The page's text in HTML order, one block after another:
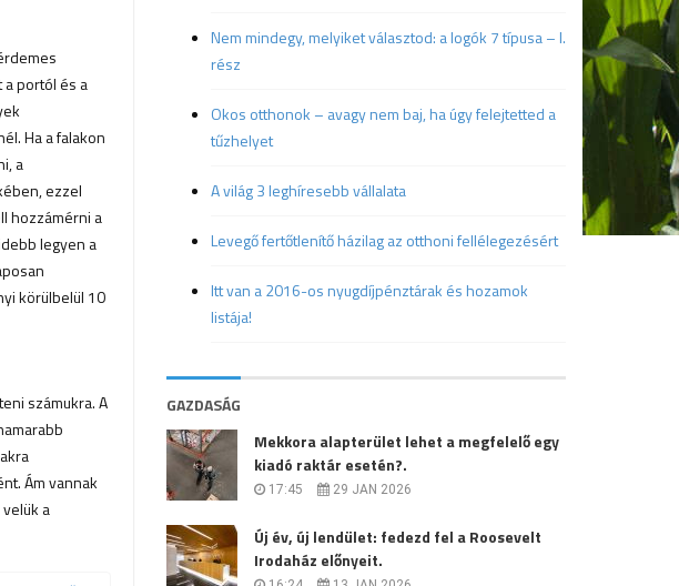
a portól és a
Ha a falakon
a
ezzel
hozzámérni a
legyen a
körülbelül 10
számukra. A
Ám vannak
a
Nem mindegy, melyiket választod: a logók 7 típusa – I.
rész
Okos otthonok – avagy nem baj, ha úgy felejtetted a
tűzhelyet
A világ 3 leghíresebb vállalata
Levegő fertőtlenítő házilag az otthoni fellélegezésért
Itt van a 2016-os nyugdíjpénztárak és hozamok
listája!
GAZDASÁG
Mekkora alapterület lehet a megfelelő egy
kiadó raktár esetén?.
17:45 29 JAN 2026
Új év, új lendület: fedezd fel a Roosevelt
Irodaház előnyeit.